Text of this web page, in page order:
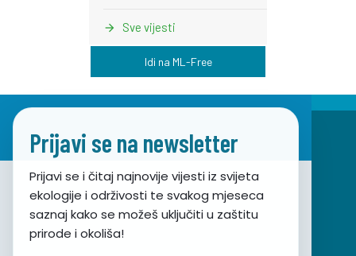
Sve vijesti
Idi na ML-Free
Prijavi se na newsletter
Prijavi se i čitaj najnovije vijesti iz svijeta
ekologije i održivosti te svakog mjeseca
saznaj kako se možeš uključiti u zaštitu
prirode i okoliša!
Udruga za prirodu, okoliš i održivi razvoj Sunce
Obala hrvatskog narodnog preporoda 7